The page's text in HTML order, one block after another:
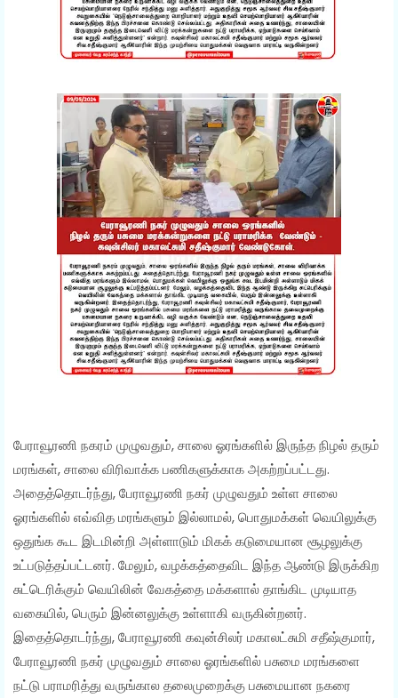
பேராவூரணி நகரம் முழுவதும், சாலை ஓரங்களில் இருந்த நிழல் தரும்
மரங்கள், சாலை விரிவாக்க பணிகளுக்காக அகற்றப்பட்டது.
அதைத்தொடர்ந்து, பேராவூரணி நகர் முழுவதும் உள்ள சாலை
ஓரங்களில் எவ்வித மரங்களும் இல்லாமல், பொதுமக்கள் வெயிலுக்கு
ஒதுங்க கூட இடமின்றி அள்ளாடும் மிகக் கடுமையான சூழலுக்கு
உட்படுத்தப்பட்டனர். மேலும், வழக்கத்தைவிட இந்த ஆண்டு இருக்கிற
சுட்டெரிக்கும் வெயிலின் வேகத்தை மக்களால் தாங்கிட முடியாத
வகையில், பெரும் இன்னலுக்கு உள்ளாகி வருகின்றனர்.
இதைத்தொடர்ந்து, பேராவூரணி கவுன்சிலர் மகாலட்சுமி சதீஷ்குமார்,
பேராவூரணி நகர் முழுவதும் சாலை ஓரங்களில் பசுமை மரங்களை
நட்டு பராமரித்து வருங்கால தலைமுறைக்கு பசுமையான நகரை